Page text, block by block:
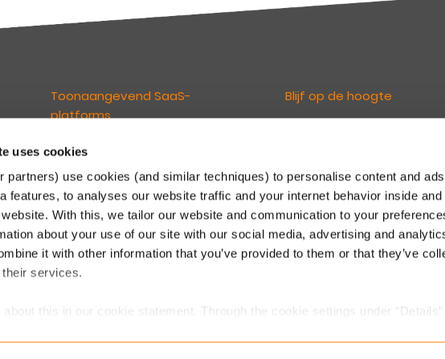
uses cookies
partners) use cookies (and similar techniques) to personalise content and
features, to analyses our website traffic and your internet behavior inside
With this, we tailor our website and communication to your
about your use of our site with our social media, advertising and
it with other information that you’ve provided to them or that they’ve
services.
about this in our cookie statement. Through the cookie settings under “Details”,
Toonaangevend SaaS-
platforms
Wij geloven dat technologie de
verzekerings- en pensioensector
kan veranderen. En maken het onze
klanten mogelijk om te innoveren en
tegelijkertijd concurrerend te blijven
in een steeds veranderende markt.
Blijf op de hoogte
en ontwikkelingen. U kunt zich
inschrijven via onderstaande
Maak een keuze uit de
voor Schadeverzekeringen of
& Pensioen.
Voor Leven & Pensioen